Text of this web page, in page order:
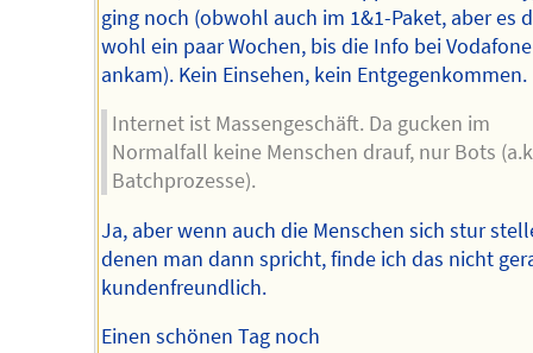
ging noch (obwohl auch im 1&1-Paket, aber es
wohl ein paar Wochen, bis die Info bei Vodafone
ankam). Kein Einsehen, kein Entgegenkommen.
Internet ist Massengeschäft. Da gucken im
Normalfall keine Menschen drauf, nur Bots
Batchprozesse).
Ja, aber wenn auch die Menschen sich stur
denen man dann spricht, finde ich das nicht
kundenfreundlich.
Einen schönen Tag noch